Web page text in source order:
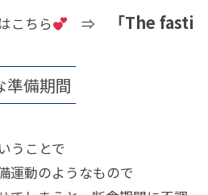
こちら ⇒
「The fasti
準備期間
うことで
運動のようなもので